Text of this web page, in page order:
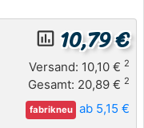
insert_chart_outlined 10,79 €
Versand: 10,10 € 2
Gesamt: 20,89 € 2
fabrikneu ab 5,15 €